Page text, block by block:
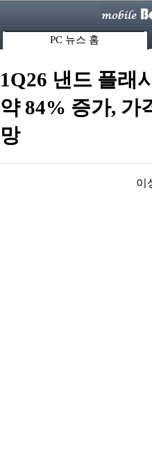
PC 뉴스 홈
1Q26 낸드 플래
약 84% 증가, 가
망
이